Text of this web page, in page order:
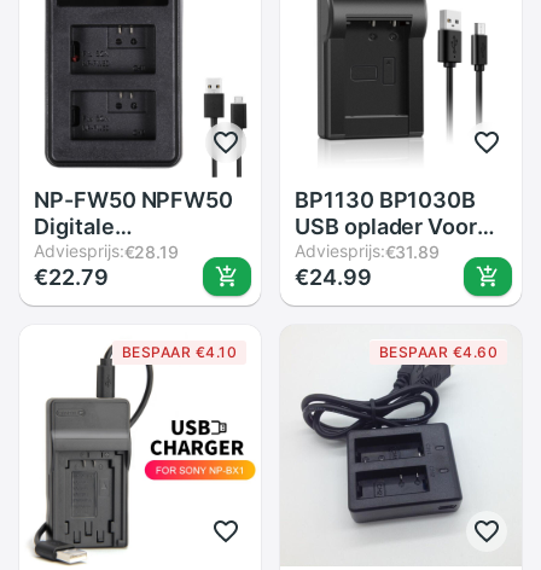
NP-FW50 NPFW50
Digitale
batterijlader LCD
display dual channel
charger voor sony
a6300 a5100 a7s a7
a7R a7sII
Adviesprijs:€28.19
€22.79
BP1130 BP1030B
USB oplader Voor
Samsung NX200
NX210 NX300
NX1000 NX2000
Camera Batterij
Adviesprijs:€31.89
€24.99
BESPAAR €4.10 BESPAAR €4.60